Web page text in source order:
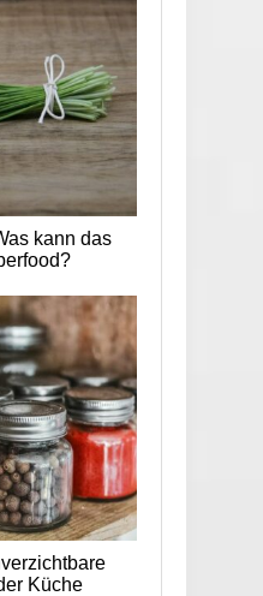
kann das
Küche